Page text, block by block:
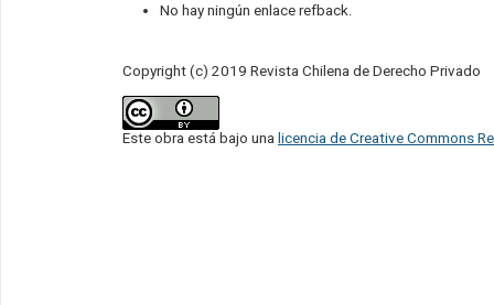
No hay ningún enlace refback.
Copyright (c) 2019 Revista Chilena de Derecho Privado
Este obra está bajo una licencia de Creative Commons